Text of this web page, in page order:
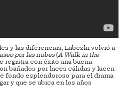
y las diferencias, Lubezki volvió a
por las nubes(A Walk in the
registra con éxito una buena
bañados por luces cálidas y lucen
fondo esplendoroso para el drama
y que se ubica en los años